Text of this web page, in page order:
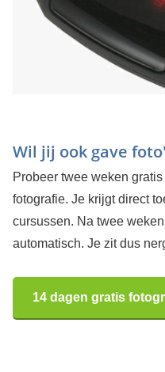
Wil jij ook gave
Probeer twee weken
fotografie. Je krijgt direct
cursussen. Na twee
automatisch. Je zit dus
14 dagen gratis